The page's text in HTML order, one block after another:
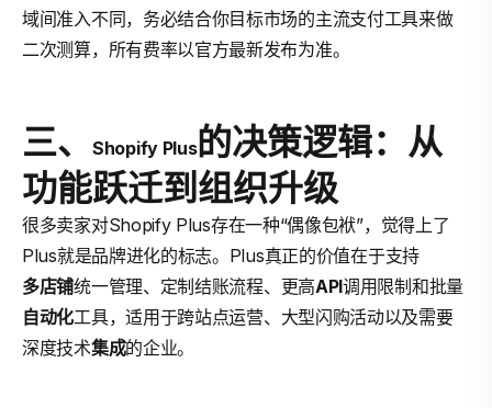
域间准入不同，务必结合你目标市场的主流支付工具来做
二次测算，所有费率以官方最新发布为准。
三、 Shopify Plus的决策逻辑：从
功能跃迁到组织升级
很多卖家对Shopify Plus存在一种“偶像包袱”，觉得上了
Plus就是品牌进化的标志。Plus真正的价值在于支持
多店铺统一管理、定制结账流程、更高API调用限制和批量
自动化工具，适用于跨站点运营、大型闪购活动以及需要
深度技术集成的企业。